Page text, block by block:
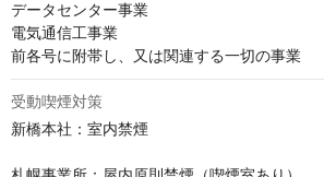
データセンター事業
電気通信工事業
前各号に附帯し、又は関連する一切の事業
受動喫煙対策
新橋本社：室内禁煙